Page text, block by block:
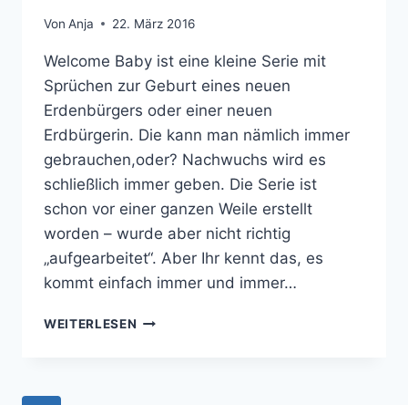
Von Anja 22. März 2016
Welcome Baby ist eine kleine Serie mit
Sprüchen zur Geburt eines neuen
Erdenbürgers oder einer neuen
Erdbürgerin. Die kann man nämlich immer
gebrauchen,oder? Nachwuchs wird es
schließlich immer geben. Die Serie ist
schon vor einer ganzen Weile erstellt
worden – wurde aber nicht richtig
„aufgearbeitet“. Aber Ihr kennt das, es
kommt einfach immer und immer…
WEITERLESEN FREEBIE: